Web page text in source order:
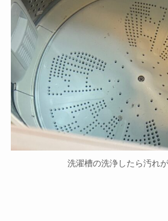
洗濯槽の洗浄したら汚れ